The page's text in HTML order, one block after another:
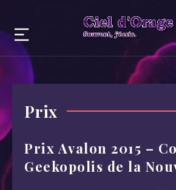
Prix
Prix Avalon 2015 –
Geekopolis de la